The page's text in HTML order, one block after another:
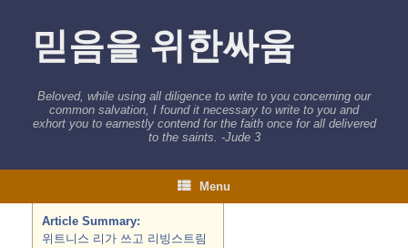
믿음을 위한싸움
Beloved, while using all diligence to write to you concerning our
common salvation, I found it necessary to write to you and
exhort you to earnestly contend for the faith once for all delivered
to the saints. -Jude 3
Menu
Article Summary:
위트니스 리가 쓰고 리빙스트림